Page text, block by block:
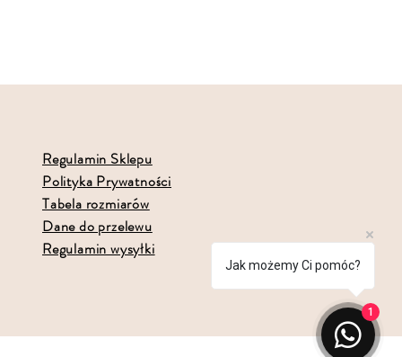
Regulamin Sklepu
Polityka Prywatności
Tabela rozmiarów
Dane do przelewu
Regulamin wysyłki
Jak możemy Ci pomóc?
1